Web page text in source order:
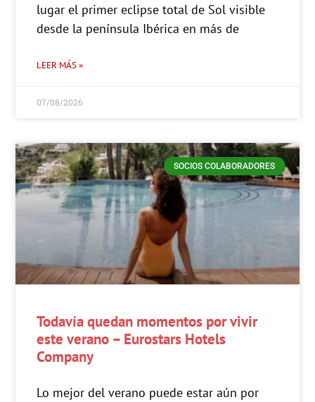
lugar el primer eclipse total de Sol visible
desde la península Ibérica en más de
LEER MÁS »
07/08/2026
SOCIOS COLABORADORES
Todavía quedan momentos por vivir
este verano – Eurostars Hotels
Company
Lo mejor del verano puede estar aún por